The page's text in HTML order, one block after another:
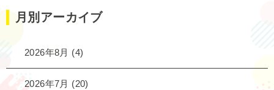
月別アーカイブ
2026年8月 (4)
2026年7月 (20)